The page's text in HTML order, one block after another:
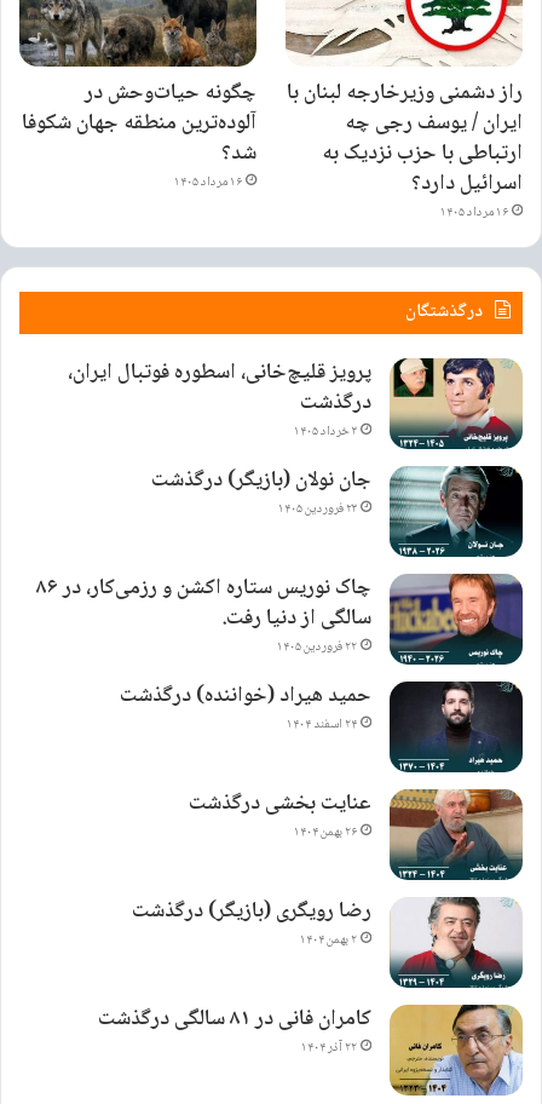
۵۸۵۸
راز دشمنی وزیرخارجه لبنان با
ایران / یوسف رجی چه
ارتباطی با حزب نزدیک به
اسرائیل دارد؟
۱۶ مرداد ۱۴۰۵
چگونه حیات‌وحش در
آلوده‌ترین منطقه جهان شکوفا
شد؟
۱۶ مرداد ۱۴۰۵
درگذشتگان
پرویز قلیچ‌خانی، اسطوره فوتبال ایران،
درگذشت
۳ خرداد ۱۴۰۵
جان نولان (بازیگر) درگذشت
۲۳ فروردین ۱۴۰۵
چاک نوریس ستاره اکشن و رزمی‌کار، در ۸۶
سالگی از دنیا رفت.
۲۲ فروردین ۱۴۰۵
حمید هیراد (خواننده) درگذشت
۲۴ اسفند ۱۴۰۴
عنایت بخشی درگذشت
۲۶ بهمن ۱۴۰۴
رضا رویگری (بازیگر) درگذشت
۲ بهمن ۱۴۰۴
کامران فانی در ۸۱ سالگی درگذشت
۲۲ آذر ۱۴۰۴